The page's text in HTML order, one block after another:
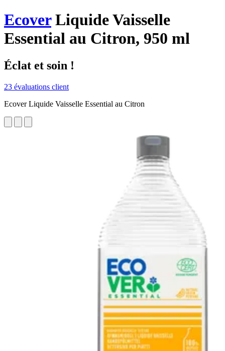
EcoverLiquide Vaisselle
Essential au Citron, 950 ml
Éclat et soin !
23 évaluations client
Ecover Liquide Vaisselle Essential au Citron